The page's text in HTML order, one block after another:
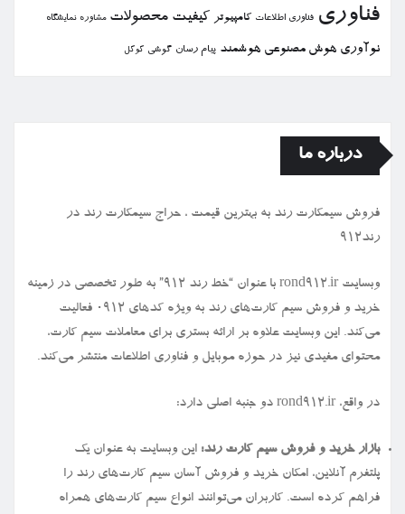
فناوری فناوری اطلاعات كامپیوتر كیفیت محصولات مشاوره نمایشگاه
نوآوری هوش مصنوعی هوشمند پیام رسان گوشی گوگل
درباره ما
فروش سیمكارت رند به بهترین قیمت ، حراج سیمكارت رند در
رند912
وبسایت rond912.ir با عنوان “خط رند ۹۱۲” به طور تخصصی در زمینه
خرید و فروش سیم کارت‌های رند به ویژه کدهای ۰۹۱۲ فعالیت
می‌کند. این وبسایت علاوه بر ارائه بستری برای معاملات سیم کارت،
محتوای مفیدی نیز در حوزه موبایل و فناوری اطلاعات منتشر می‌کند.
در واقع، rond912.ir دو جنبه اصلی دارد:
بازار خرید و فروش سیم کارت رند: این وبسایت به عنوان یک
پلتفرم آنلاین، امکان خرید و فروش آسان سیم کارت‌های رند را
فراهم کرده است. کاربران می‌توانند انواع سیم کارت‌های همراه